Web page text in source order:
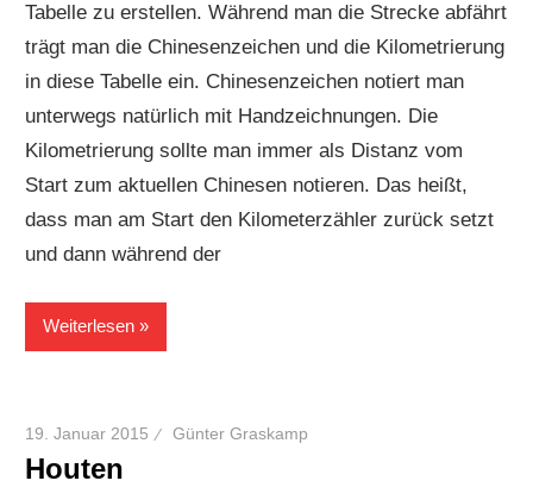
Tabelle zu erstellen. Während man die Strecke abfährt
trägt man die Chinesenzeichen und die Kilometrierung
in diese Tabelle ein. Chinesenzeichen notiert man
unterwegs natürlich mit Handzeichnungen. Die
Kilometrierung sollte man immer als Distanz vom
Start zum aktuellen Chinesen notieren. Das heißt,
dass man am Start den Kilometerzähler zurück setzt
und dann während der
Weiterlesen
19. Januar 2015 Günter Graskamp
Houten